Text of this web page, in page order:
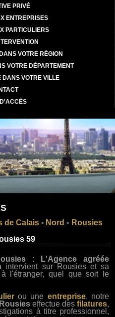
PRIVÉ
ENTREPRISES
PARTICULIERS
VOTRE RÉGION
VOTRE DÉPARTEMENT
DANS VOTRE VILLE
de Calais > Nord > Rousies
59
: L'Agence agréée
intervient sur Rousies et sa
l'étranger, quel que soit le
ou une entreprise, notre
effectue desfilatures,
à titre professionnel,